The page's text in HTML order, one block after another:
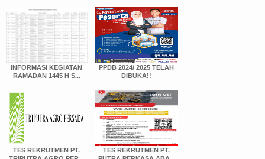
INFORMASI KEGIATAN
RAMADAN 1445 H S...
PPDB 2024/ 2025 TELAH
DIBUKA!!
TES REKRUTMEN PT.
TES REKRUTMEN PT.